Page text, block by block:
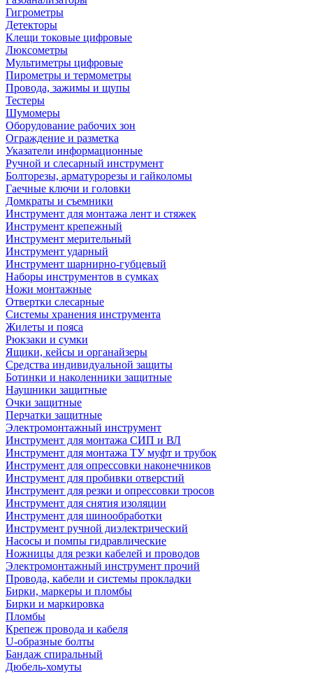
Гигрометры
Детекторы
Клещи токовые цифровые
Люксометры
Мультиметры цифровые
Пирометры и термометры
Провода, зажимы и щупы
Тестеры
Шумомеры
Оборудование рабочих зон
Ограждение и разметка
Указатели информационные
Ручной и слесарный инструмент
Болторезы, арматурорезы и гайколомы
Гаечные ключи и головки
Домкраты и съемники
Инструмент для монтажа лент и стяжек
Инструмент крепежный
Инструмент мерительный
Инструмент ударный
Инструмент шарнирно-губцевый
Наборы инструментов в сумках
Ножи монтажные
Отвертки слесарные
Системы хранения инструмента
Жилеты и пояса
Рюкзаки и сумки
Ящики, кейсы и органайзеры
Средства индивидуальной защиты
Ботинки и наколенники защитные
Наушники защитные
Очки защитные
Перчатки защитные
Электромонтажный инструмент
Инструмент для монтажа СИП и ВЛ
Инструмент для монтажа ТУ муфт и трубок
Инструмент для опрессовки наконечников
Инструмент для пробивки отверстий
Инструмент для резки и опрессовки тросов
Инструмент для снятия изоляции
Инструмент для шинообработки
Инструмент ручной диэлектрический
Насосы и помпы гидравлические
Ножницы для резки кабелей и проводов
Электромонтажный инструмент прочий
Провода, кабели и системы прокладки
Бирки, маркеры и пломбы
Бирки и маркировка
Пломбы
Крепеж провода и кабеля
U-образные болты
Бандаж спиральный
Дюбель-хомуты